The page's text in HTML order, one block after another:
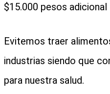
$15.000 pesos adicional
Evitemos traer
industrias siendo que
para nuestra salud.